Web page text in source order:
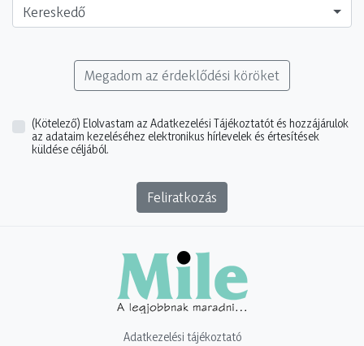
Kereskedő
Megadom az érdeklődési köröket
(Kötelező) Elolvastam az Adatkezelési Tájékoztatót és hozzájárulok
az adataim kezeléséhez elektronikus hírlevelek és értesítések
küldése céljából.
Feliratkozás
Adatkezelési tájékoztató